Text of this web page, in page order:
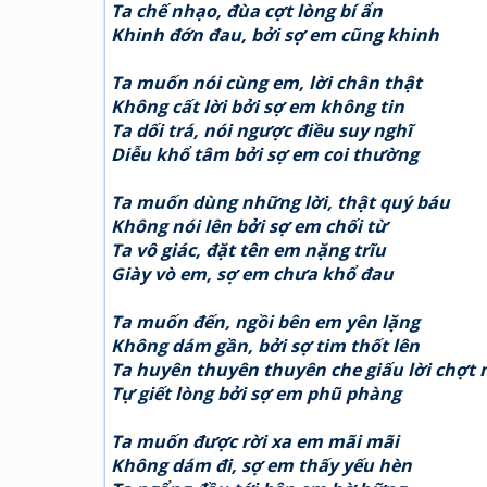
Ta chế nhạo, đùa cợt lòng bí ẩn
Khinh đớn đau, bởi sợ em cũng khinh
Ta muốn nói cùng em, lời chân thật
Không cất lời bởi sợ em không tin
Ta dối trá, nói ngược điều suy nghĩ
Diễu khổ tâm bởi sợ em coi thường
Ta muốn dùng những lời, thật quý báu
Không nói lên bởi sợ em chối từ
Ta vô giác, đặt tên em nặng trĩu
Giày vò em, sợ em chưa khổ đau
Ta muốn đến, ngồi bên em yên lặng
Không dám gần, bởi sợ tim thốt lên
Ta huyên thuyên thuyên che giấu lời chợt
Tự giết lòng bởi sợ em phũ phàng
Ta muốn được rời xa em mãi mãi
Không dám đi, sợ em thấy yếu hèn